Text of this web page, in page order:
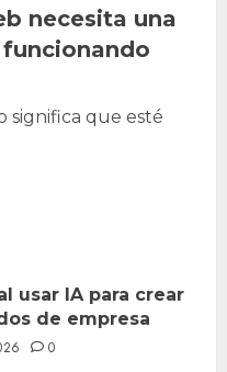
usar IA para crear
de empresa
catálogos no
necesita una
significa que esté
usar IA para crear
de empresa
0